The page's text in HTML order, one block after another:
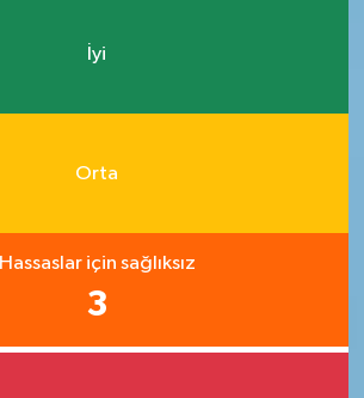
İyi
Orta
Hassaslar için sağlıksız
3